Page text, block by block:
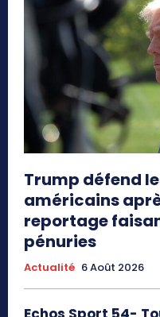
Trump défend
américains
reportage
pénuries
Actualité 6 Août 2026